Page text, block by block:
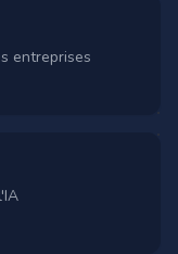
entreprises